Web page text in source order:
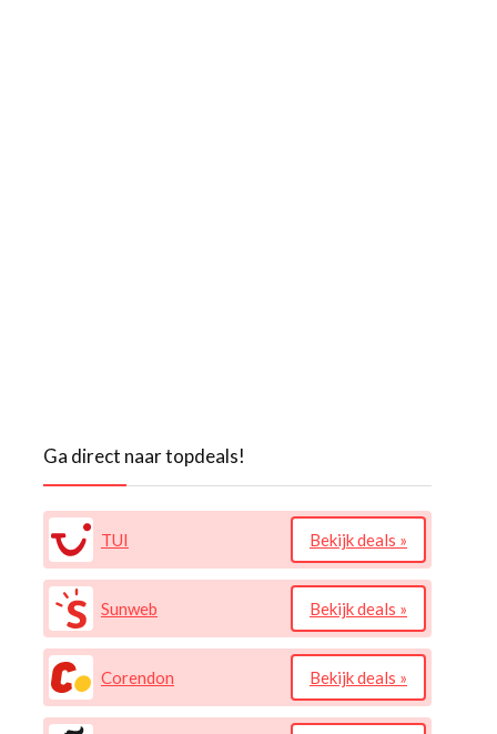
Ga direct naar topdeals!
TUI Bekijk deals »
Sunweb Bekijk deals »
Corendon Bekijk deals »